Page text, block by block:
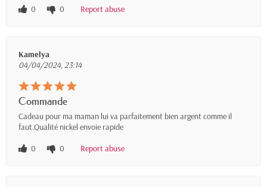
0
0 Report abuse
Kamelya
04/04/2024, 23:14
Commande
Cadeau pour ma maman lui va parfaitement bien argent comme il
faut.Qualité nickel envoie rapide
0
0 Report abuse